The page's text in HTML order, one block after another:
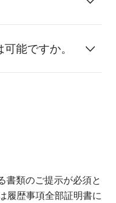
能ですか。
書類のご提示が必須と
履歴事項全部証明書に